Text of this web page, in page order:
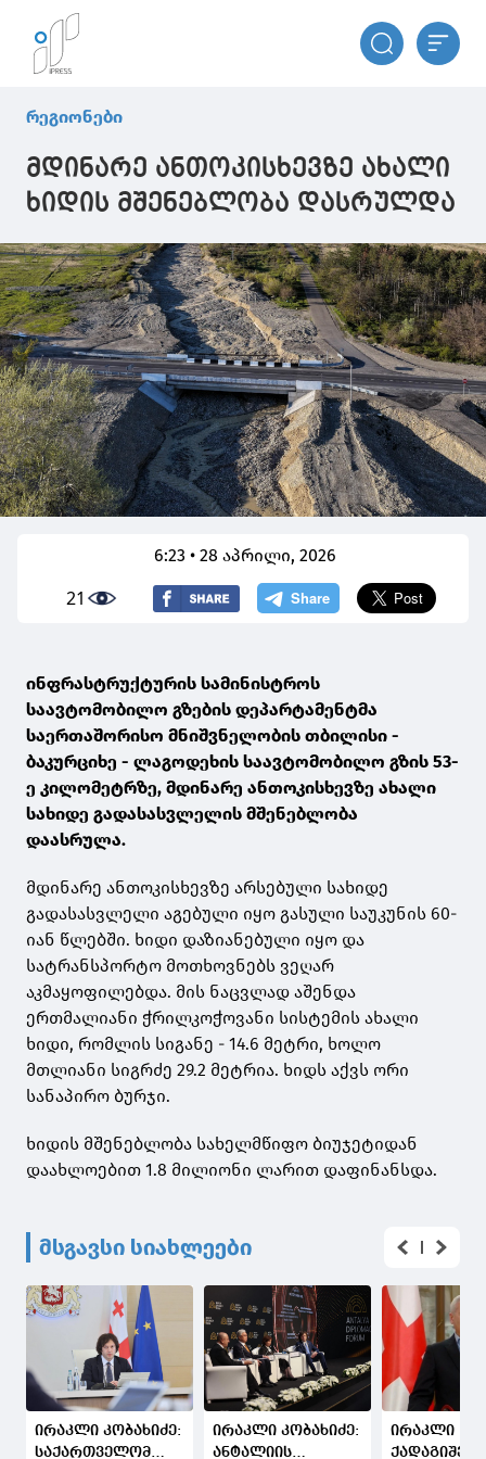
რეგიონები
მდინარე ანთოკისხევზე ახალი
ხიდის მშენებლობა დასრულდა
6:23 • 28 აპრილი, 2026
21
ინფრასტრუქტურის სამინისტროს
საავტომობილო გზების დეპარტამენტმა
საერთაშორისო მნიშვნელობის თბილისი -
ბაკურციხე - ლაგოდეხის საავტომობილო გზის 53-
ე კილომეტრზე, მდინარე ანთოკისხევზე ახალი
სახიდე გადასასვლელის მშენებლობა
დაასრულა.
მდინარე ანთოკისხევზე არსებული სახიდე
გადასასვლელი აგებული იყო გასული საუკუნის 60-
იან წლებში. ხიდი დაზიანებული იყო და
სატრანსპორტო მოთხოვნებს ვეღარ
აკმაყოფილებდა. მის ნაცვლად აშენდა
ერთმალიანი ჭრილკოჭოვანი სისტემის ახალი
ხიდი, რომლის სიგანე - 14.6 მეტრი, ხოლო
მთლიანი სიგრძე 29.2 მეტრია. ხიდს აქვს ორი
სანაპირო ბურჯი.
ხიდის მშენებლობა სახელმწიფო ბიუჯეტიდან
დაახლოებით 1.8 მილიონი ლარით დაფინანსდა.
მსგავსი სიახლეები
ირაკლი კობახიძე:
საქართველომ
ირაკლი კობახიძე:
ანტალიის
ირაკლი